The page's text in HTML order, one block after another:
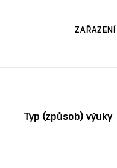
Typ (způsob) výuky